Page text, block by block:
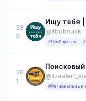
28
0
Ищу тебя |
@itbobruisk
#Сообщество
28
1
#Региональные